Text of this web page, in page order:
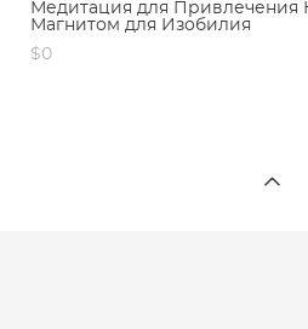
Медитация для Привлечения
Магнитом для Изобилия
$0